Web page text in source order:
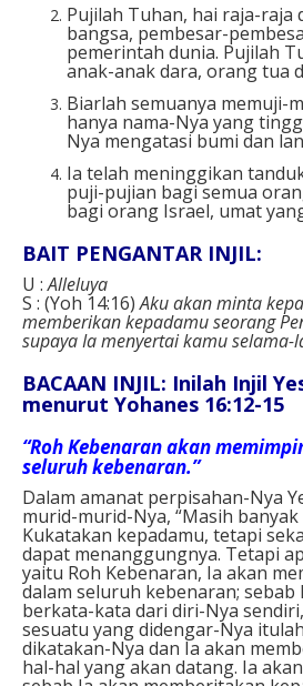
Pujilah Tuhan, hai raja-raja
bangsa, pembesar-
pemerintah dunia. Pujilah
anak-anak dara, orang tua
Biarlah semuanya memuji-
hanya nama-Nya yang
Nya mengatasi bumi dan
Ia telah meninggikan
puji-pujian bagi semua
bagi orang Israel, umat
BAIT PENGANTAR INJIL:
U :Alleluya
S : (Yoh 14:16)Aku akan minta
memberikan kepadamu seorang
supaya Ia menyertai kamu selama-
BACAAN INJIL: Inilah Injil
menurut Yohanes 16:12-15
“Roh Kebenaran akan
seluruh kebenaran.”
Dalam amanat perpisahan-Nya
murid-murid-Nya, “Masih
Kukatakan kepadamu, tetapi
dapat menanggungnya. Tetapi
yaitu Roh Kebenaran, Ia akan
dalam seluruh kebenaran; sebab
berkata-kata dari diri-Nya
sesuatu yang didengar-Nya
dikatakan-Nya dan Ia akan
hal-hal yang akan datang. Ia